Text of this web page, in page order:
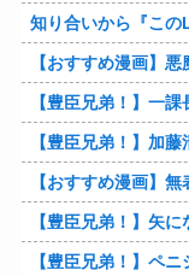
知り合いから『こ
【おすすめ漫画】
【豊臣兄弟！】一
【豊臣兄弟！】加
【おすすめ漫画】
【豊臣兄弟！】矢
【豊臣兄弟！】ペニ